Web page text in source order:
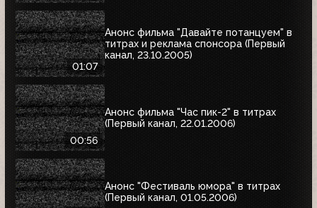
01:07
Анонс фильма "Давайте потанцуем" в
титрах и реклама спонсора (Первый
канал, 23.10.2005)
00:56
Анонс фильма "Час пик-2" в титрах
(Первый канал, 22.01.2006)
Анонс "Фестиваль юмора" в титрах
(Первый канал, 01.05.2006)